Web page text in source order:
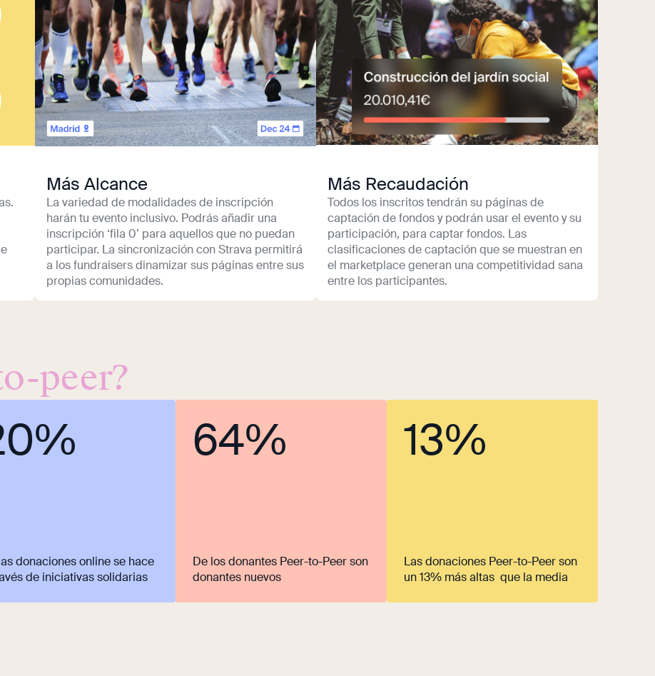
Más Alcance
La variedad de modalidades de inscripción
harán tu evento inclusivo. Podrás añadir una
inscripción ‘fila 0’ para aquellos que no puedan
participar. La sincronización con Strava permitirá
a los fundraisers dinamizar sus páginas entre sus
propias comunidades.
Más Recaudación
Todos los inscritos tendrán su páginas de
captación de fondos y podrán usar el evento y su
participación, para captar fondos. Las
clasificaciones de captación que se muestran en
el marketplace generan una competitividad sana
entre los participantes.
peer?
donaciones online se hace
de iniciativas solidarias
64%
De los donantes Peer-to-Peer son
donantes nuevos
13%
Las donaciones Peer-to-Peer son
un 13% más altas que la media